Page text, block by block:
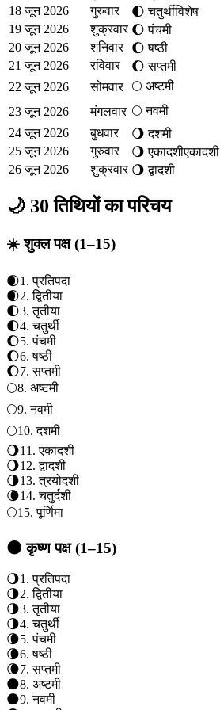
18 जून 2026
गुरुवार 🌓 चतुर्थीविशेष
19 जून 2026
शुक्रवार 🌔 पंचमी
20 जून 2026
शनिवार 🌔 षष्ठी
21 जून 2026
रविवार 🌔 सप्तमी
22 जून 2026
सोमवार 🌕 अष्टमी
23 जून 2026
मंगलवार 🌕 नवमी
24 जून 2026
बुधवार 🌖 दशमी
25 जून 2026
गुरुवार 🌖 एकादशीएकादशी
26 जून 2026
शुक्रवार 🌖 द्वादशी
🌙 30 तिथियों का परिचय
☀️ शुक्ल पक्ष (1–15)
🌒1 .प्रतिपदा
🌒2.द्वितीया
🌓3.तृतीया
🌓4.चतुर्थी
🌔5.पंचमी
🌔6.षष्ठी
🌔7.सप्तमी
🌕8. अष्टमी
🌕9.नवमी
🌕10.दशमी
🌖11 .एकादशी
🌖12.द्वादशी
🌗13.त्रयोदशी
🌘14.चतुर्दशी
🌕15.पूर्णिमा
🌑 कृष्ण पक्ष (1–15)
🌖1 .प्रतिपदा
🌗2.द्वितीया
🌗3.तृतीया
🌗4.चतुर्थी
🌘5.पंचमी
🌘6.षष्ठी
🌘7.सप्तमी
🌑8. अष्टमी
🌑9.नवमी